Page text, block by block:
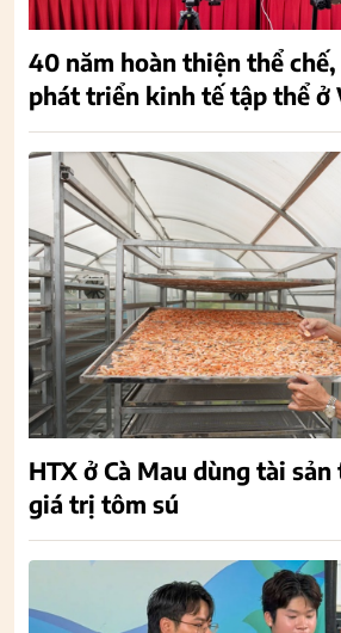
40 năm hoàn thiện thể
phát triển kinh tế tập thể ở
HTX ở Cà Mau dùng tài
giá trị tôm sú